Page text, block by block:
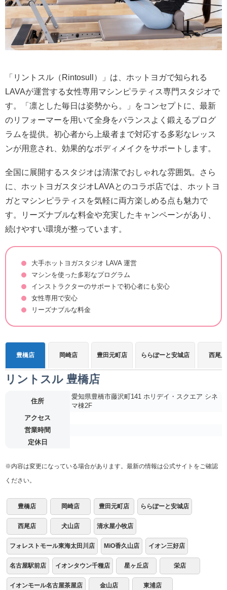
「リントスル（Rintosull）」は、ホットヨガで知られる
LAVAが運営する女性専用マシンピラティス専門スタジオで
す。「凛とした毎日は姿勢から。」をコンセプトに、最新
のリフォーマーを用いて全身をバランスよく鍛えるプログ
ラムを提供。初心者から上級者まで対応する多彩なレッス
ンが用意され、効果的なボディメイクをサポートします。
全国に展開するスタジオは清潔でおしゃれな雰囲気。さら
に、ホットヨガスタジオLAVAとのコラボ店では、ホットヨ
ガとマシンピラティスを気軽に両方楽しめる点も魅力で
す。リーズナブルな料金や充実したキャンペーンがあり、
続けやすい環境が整っています。
大手ホットヨガスタジオ LAVA 運営
マシンを使った多彩なプログラム
インストラクターのサポートで初心者にも安心
女性専用で安心
リーズナブルな料金
豊橋店 岡崎店 豊田元町店 ららぽーと安城店 西尾店
リントスル 豊橋店
住所
愛知県豊橋市藤沢町141 ホリデイ・スクエア シネ
マ棟2F
アクセス
営業時間
定休日
※内容は変更になっている場合があります。最新の情報は公式サイトをご確認
ください。
豊橋店 岡崎店 豊田元町店 ららぽーと安城店
西尾店 犬山店 清水屋小牧店
フォレストモール東海太田川店 MiO香久山店 イオン三好店
名古屋駅前店 イオンタウン千種店 星ヶ丘店 栄店
イオンモール名古屋茶屋店 金山店 東浦店